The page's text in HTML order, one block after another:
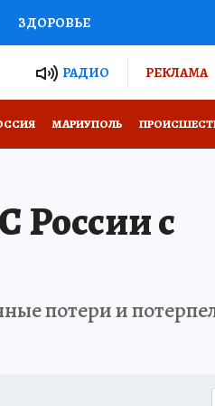
ЗДОРОВЬЕ
РОССИИРАДИО РЕКЛАМА
МАРИУПОЛЬ
России с
потери и